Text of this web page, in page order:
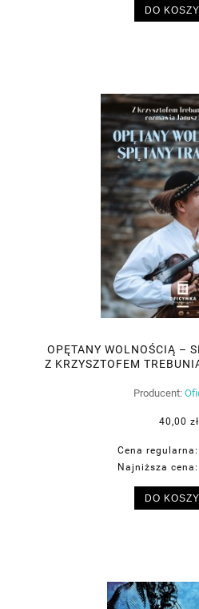
DO
OPĘTANY WOLNOŚCIĄ –
Z KRZYSZTOFEM
Producent:
40,00 zł
Cena
Najniższa
DO